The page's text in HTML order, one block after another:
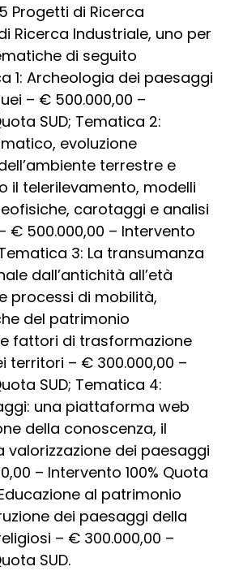
Progetti di Ricerca
Ricerca Industriale, uno per
di seguito
1: Archeologia dei paesaggi
– € 500.000,00 –
SUD; Tematica 2:
evoluzione
terrestre e
il telerilevamento, modelli
carotaggi e analisi
€ 500.000,00 – Intervento
Tematica 3: La transumanza
dall’antichità all’età
processi di mobilità,
del patrimonio
fattori di trasformazione
territori – € 300.000,00 –
SUD; Tematica 4:
una piattaforma web
della conoscenza, il
valorizzazione dei paesaggi
– Intervento 100% Quota
al patrimonio
dei paesaggi della
– € 300.000,00 –
SUD.